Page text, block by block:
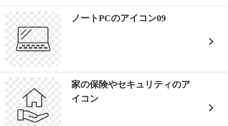
ノートPCのアイコン09
家の保険やセキュリティのア
イコン